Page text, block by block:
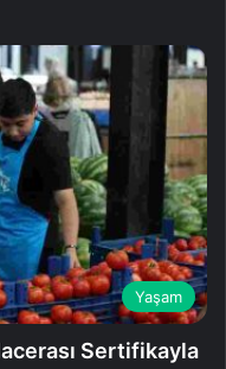
Yaşam
Sertifikayla